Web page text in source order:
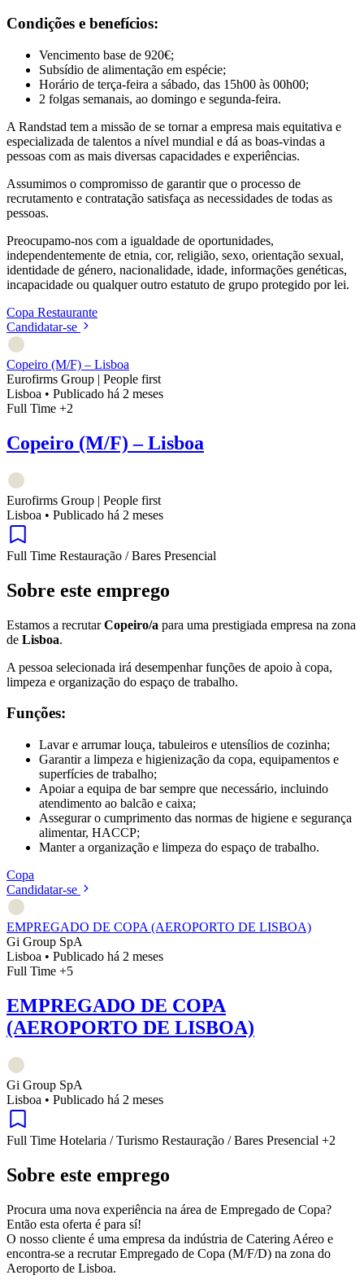
Condições e benefícios:
Vencimento base de 920€;
Subsídio de alimentação em espécie;
Horário de terça-feira a sábado, das 15h00 às 00h00;
2 folgas semanais, ao domingo e segunda-feira.
A Randstad tem a missão de se tornar a empresa mais equitativa e
especializada de talentos a nível mundial e dá as boas-vindas a
pessoas com as mais diversas capacidades e experiências.
Assumimos o compromisso de garantir que o processo de
recrutamento e contratação satisfaça as necessidades de todas as
pessoas.
Preocupamo-nos com a igualdade de oportunidades,
independentemente de etnia, cor, religião, sexo, orientação sexual,
identidade de género, nacionalidade, idade, informações genéticas,
incapacidade ou qualquer outro estatuto de grupo protegido por lei.
Copa Restaurante
Candidatar-se
Copeiro (M/F) – Lisboa
Eurofirms Group | People first
Lisboa • Publicado há 2 meses
Full Time +2
Copeiro (M/F) – Lisboa
Eurofirms Group | People first
Lisboa • Publicado há 2 meses
Full Time Restauração / Bares Presencial
Sobre este emprego
Estamos a recrutarCopeiro/a para uma prestigiada empresa na zona
de Lisboa.
A pessoa selecionada irá desempenhar funções de apoio à copa,
limpeza e organização do espaço de trabalho.
Funções:
Lavar e arrumar louça, tabuleiros e utensílios de cozinha;
Garantir a limpeza e higienização da copa, equipamentos e
superfícies de trabalho;
Apoiar a equipa de bar sempre que necessário, incluindo
atendimento ao balcão e caixa;
Assegurar o cumprimento das normas de higiene e segurança
alimentar, HACCP;
Manter a organização e limpeza do espaço de trabalho.
Copa
Candidatar-se
EMPREGADO DE COPA (AEROPORTO DE LISBOA)
Gi Group SpA
Lisboa • Publicado há 2 meses
Full Time +5
EMPREGADO DE COPA
(AEROPORTO DE LISBOA)
Gi Group SpA
Lisboa • Publicado há 2 meses
Full Time Hotelaria / Turismo Restauração / Bares Presencial +2
Sobre este emprego
Procura uma nova experiência na área de Empregado de Copa?
Então esta oferta é para sí!
O nosso cliente é uma empresa da indústria de Catering Aéreo e
encontra-se a recrutar Empregado de Copa (M/F/D) na zona do
Aeroporto de Lisboa.